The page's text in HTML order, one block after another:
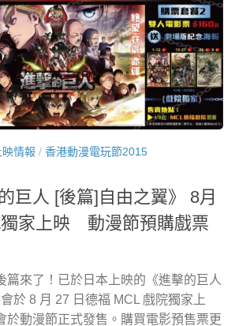
情報 / 香港動漫電玩節2015
巨人 [後篇]自由之翼》 8月
家上映 動漫節預購戲票
篇來了！已於日本上映的《進擊的巨人
於 8 月 27 日德福 MCL 戲院獨家上
於動漫節正式發售。購買電影預售票更